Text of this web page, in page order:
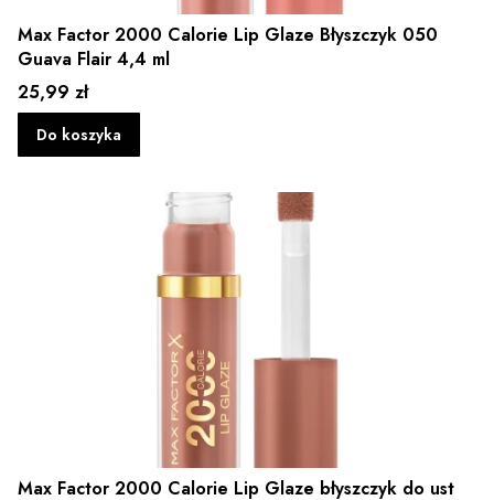
Max Factor 2000 Calorie Lip Glaze Błyszczyk 050
Guava Flair 4,4 ml
Cena
25,99 zł
Do koszyka
Max Factor 2000 Calorie Lip Glaze błyszczyk do ust